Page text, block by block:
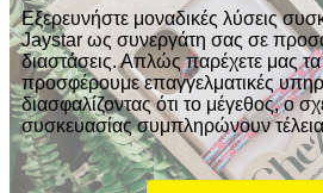
Εξερευνήστε μοναδικές λύσεις
Jaystar ως συνεργάτη σας σε
διαστάσεις. Απλώς παρέχετε μας
προσφέρουμε επαγγελματικές
διασφαλίζοντας ότι το μέγεθος, ο
συσκευασίας συμπληρώνουν